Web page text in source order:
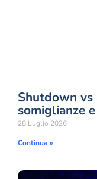
Shutdown vs
somiglianze
28 Luglio 2026
Continua »